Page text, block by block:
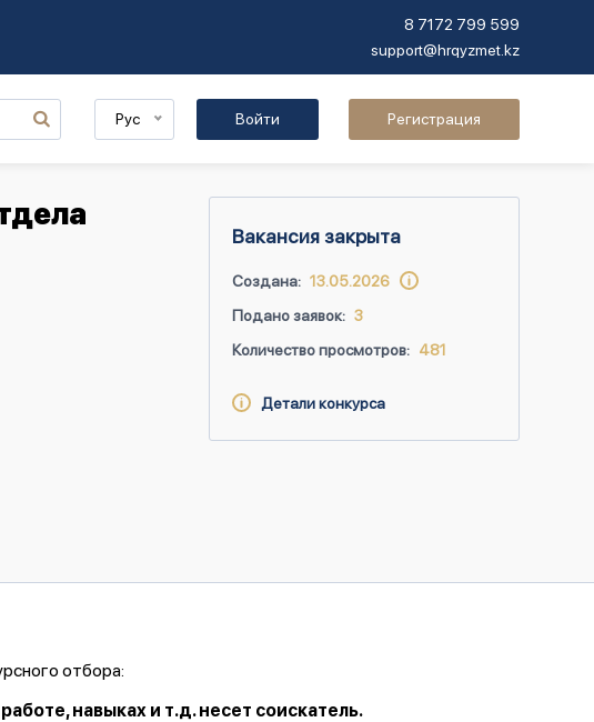
8 7172 799 599
support@hrqyzmet.kz
Рус Войти Регистрация
Вакансия закрыта
Создана: 13.05.2026
Подано заявок: 3
Количество просмотров: 481
Детали конкурса
отбора:
навыках и т.д. несет соискатель.